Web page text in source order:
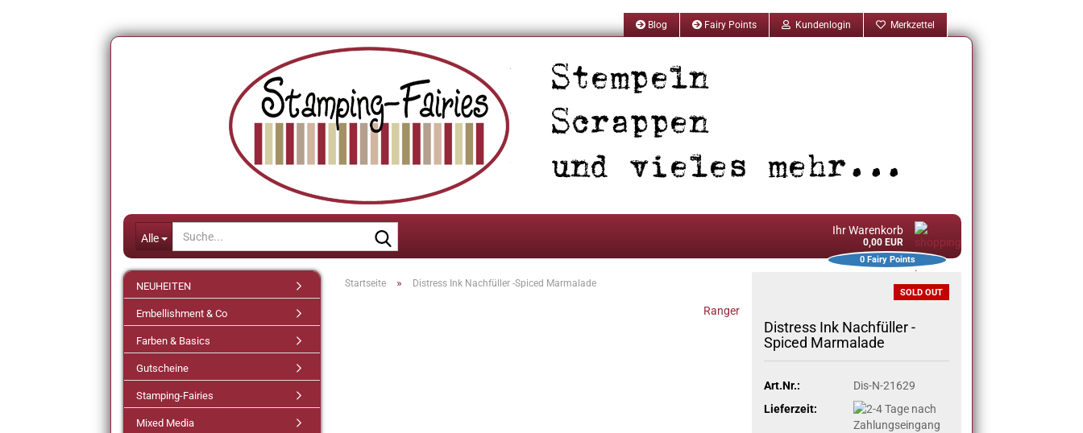
Blog Fairy Points Kundenlogin Merkzettel
Alle
Ihr Warenkorb
0,00 EUR
0Fairy Points
Startseite » Distress Ink Nachfüller -Spiced Marmalade
Ranger
SOLD OUT
Distress Ink Nachfüller -
Spiced Marmalade
Art.Nr.:
Dis-N-21629
Lieferzeit:
NEUHEITEN
Embellishment & Co
Farben & Basics
Gutscheine
Stamping-Fairies
Mixed Media